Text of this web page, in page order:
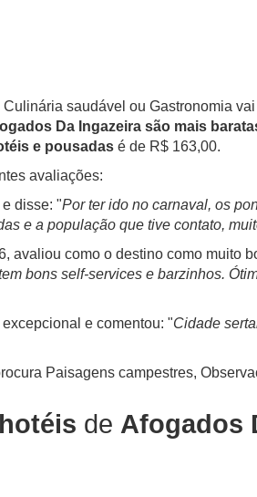
saudável ou Gastronomia
Da Ingazeira são mais
e pousadas é de R$ 163,00.
avaliações:
disse: "Por ter ido no carnaval, os
e a população que tive contato,
avaliou como o destino como muito
bons self-services e barzinhos.
e comentou: "Cidade
Paisagens campestres,
hotéis de Afogados